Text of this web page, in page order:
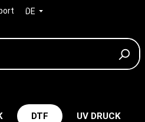
DE
DTF UV DRUCK